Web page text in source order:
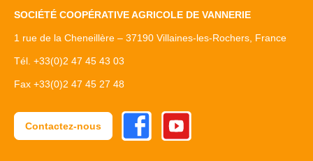
SOCIÉTÉ COOPÉRATIVE AGRICOLE DE VANNERIE
1 rue de la Cheneillère – 37190 Villaines-les-Rochers, France
Tél. +33(0)2 47 45 43 03
Fax +33(0)2 47 45 27 48
Contactez-nous
FacebookYoutube